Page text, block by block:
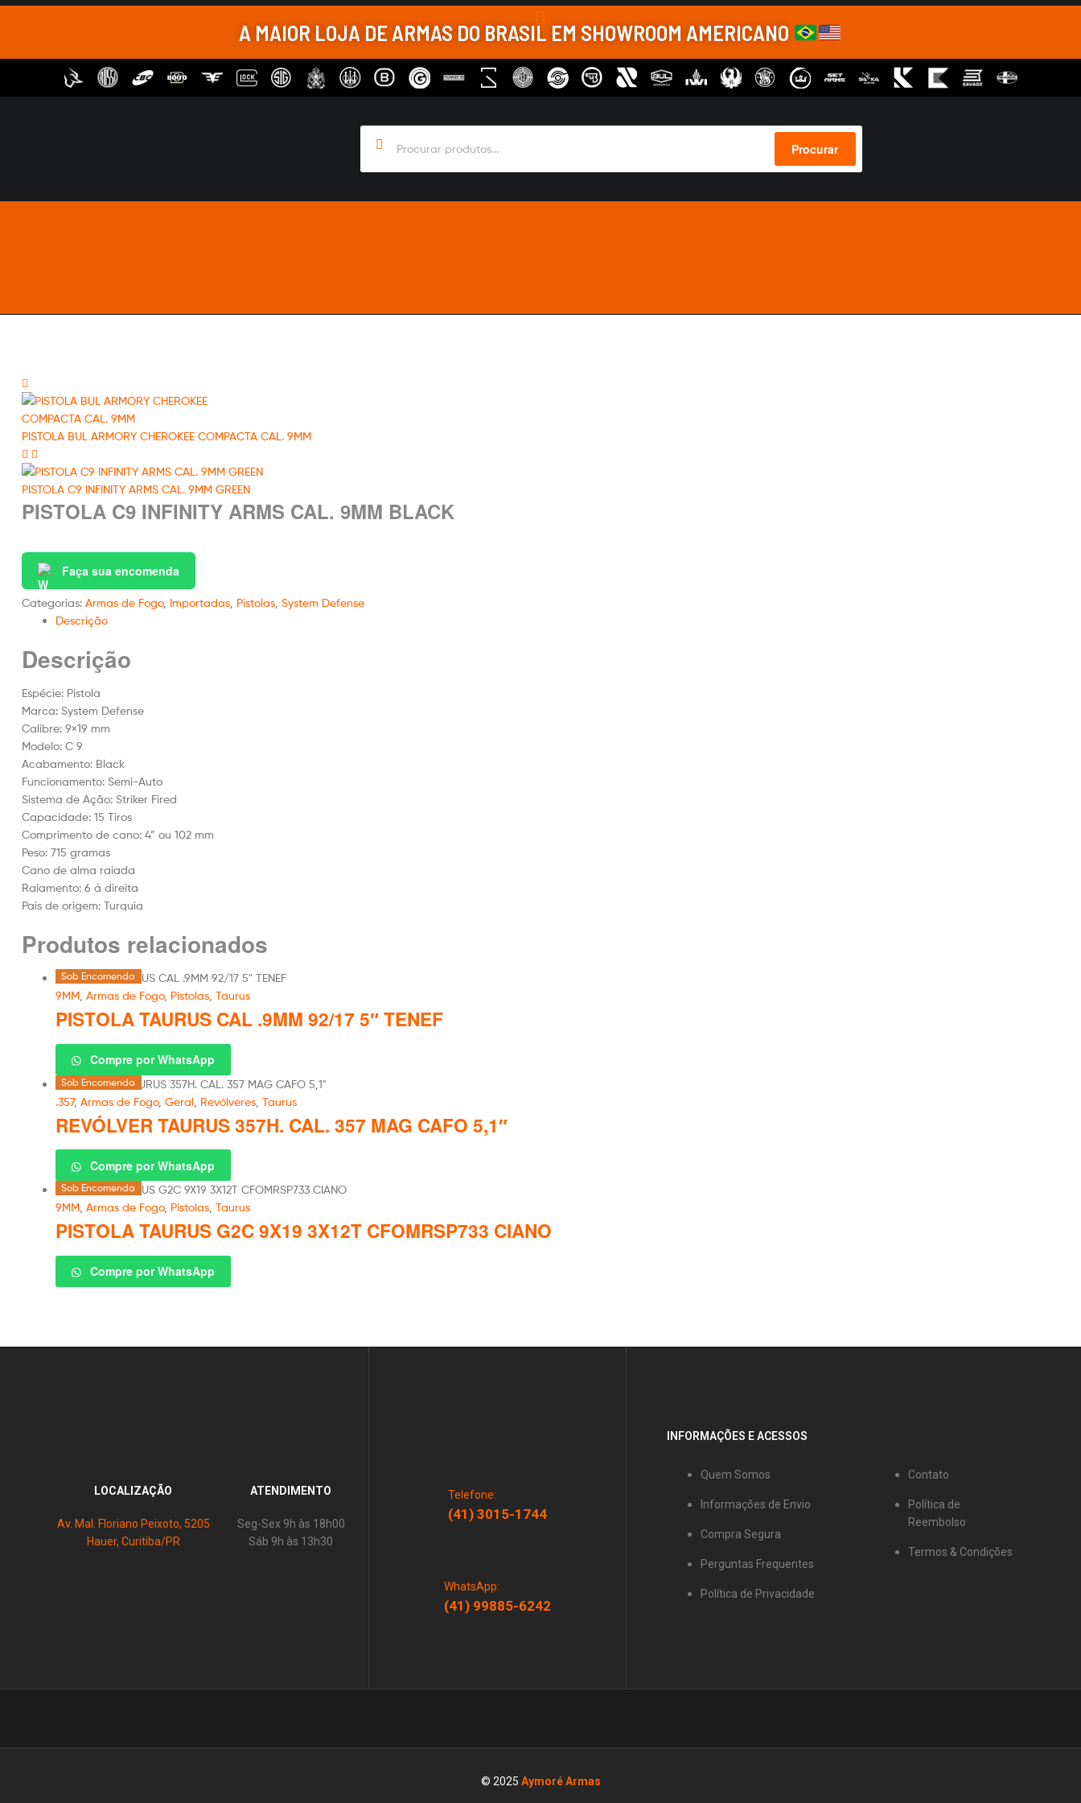
A MAIOR LOJA DE ARMAS DO BRASIL EM SHOWROOM AMERICANO
Procurar
Sob Encomenda
PISTOLA BUL ARMORY CHEROKEE COMPACTA CAL. 9MM
PISTOLA C9 INFINITY ARMS CAL. 9MM GREEN
PISTOLA C9 INFINITY ARMS CAL. 9MM BLACK
Faça sua encomenda
Categorias: Armas de Fogo, Importadas Pistolas System Defense
Descrição
Descrição
Espécie: Pistola
Marca: System Defense
Calibre: 9×19 mm
Modelo: C 9
Acabamento: Black
Funcionamento: Semi-Auto
Sistema de Ação: Striker Fired
Capacidade: 15 Tiros
Comprimento de cano: 4” ou 102 mm
Peso: 715 gramas
Cano de alma raiada
Raiamento: 6 á direita
Pais de origem: Turquia
Produtos relacionados
Sob Encomenda
9MM Armas de Fogo, Pistolas Taurus
PISTOLA TAURUS CAL .9MM 92/17 5″ TENEF
Compre por WhatsApp
Sob Encomenda
.357, Armas de Fogo, Geral Revólveres Taurus
REVÓLVER TAURUS 357H. CAL. 357 MAG CAFO 5,1″
Compre por WhatsApp
Sob Encomenda
9MM Armas de Fogo, Pistolas Taurus
PISTOLA TAURUS G2C 9X19 3X12T CFOMRSP733 CIANO
Compre por WhatsApp
LOCALIZAÇÃO
Av. Mal. Floriano Peixoto, 5205
Hauer, Curitiba/PR
ATENDIMENTO
Seg-Sex 9h às 18h00
Sáb 9h às 13h30
Telefone:
(41) 3015-1744
WhatsApp:
(41) 99885-6242
INFORMAÇÕES E ACESSOS
Quem Somos
Informações de Envio
Compra Segura
Perguntas Frequentes
Política de Privacidade
Contato
Política de
Reembolso
Termos & Condições
© 2025 Aymoré Armas